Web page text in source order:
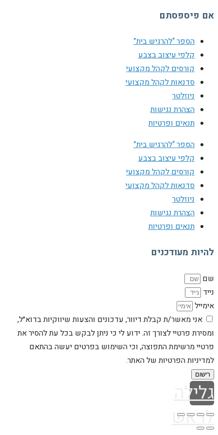
אם פיספסתם
הספר “להרגיש בית”
קלפי עיצוב בצבע
קורסים לקהל מקצועי
סדנאות לקהל מקצועי
ניוזלטר
הצהרת נגישות
תנאים ופרטיות
הספר “להרגיש בית”
קלפי עיצוב בצבע
קורסים לקהל מקצועי
סדנאות לקהל מקצועי
ניוזלטר
הצהרת נגישות
תנאים ופרטיות
להיות מעודכנים
שם
נייד
אימייל
אני מאשר/ת קבלת דיוור, עדכונים והצעות שיווקיות בדוא״ל,
ומסירת פרטיי לצורך זה. ידוע לי כי ניתן לבקש בכל עת להסיר את
פרטיי מרשימת התפוצה, וכי השימוש בפרטים יעשה בהתאם
למדיניות הפרטיות של האתר.
רישום
גלילה
לראש